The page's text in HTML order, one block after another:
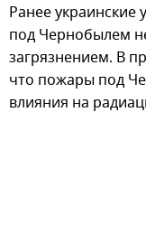
Ранее
под Чернобылем
загрязнением. В
что пожары под
влияния на